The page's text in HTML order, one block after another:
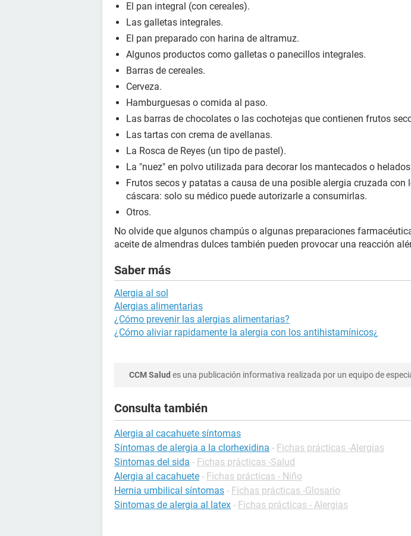
El pan integral (con cereales).
Las galletas integrales.
El pan preparado con harina de altramuz.
Algunos productos como galletas o panecillos integrales.
Barras de cereales.
Cerveza.
Hamburguesas o comida al paso.
Las barras de chocolates o las cochotejas que contienen frutos
Las tartas con crema de avellanas.
La Rosca de Reyes (un tipo de pastel).
La "nuez" en polvo utilizada para decorar los mantecados o
Frutos secos y patatas a causa de una posible alergia cruzada con
cáscara: solo su médico puede autorizarle a consumirlas.
Otros.
No olvide que algunos champús o algunas preparaciones
aceite de almendras dulces también pueden provocar una reacción
Saber más
Alergia al sol
Alergias alimentarias
¿Cómo prevenir las alergias alimentarias?
¿Cómo aliviar rapidamente la alergia con los antihistamínicos¿
CCM Salud es una publicación informativa realizada por un equipo de
Consulta también
Alergia al cacahuete síntomas
Síntomas de alergia a la clorhexidina - Fichas prácticas -Alergias
Sintomas del sida - Fichas prácticas -Salud
Alergia al cacahuete - Fichas prácticas - Niño
Hernia umbilical síntomas - Fichas prácticas -Glosario
Sintomas de alergia al latex - Fichas prácticas - Alergias